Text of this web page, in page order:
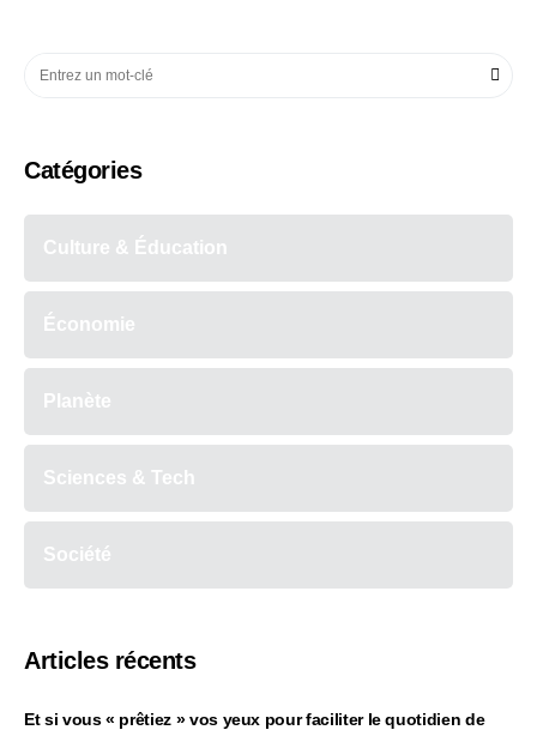
Catégories
Culture & Éducation
Économie
Planète
Sciences & Tech
Société
Articles récents
Et si vous « prêtiez » vos yeux pour faciliter le quotidien de